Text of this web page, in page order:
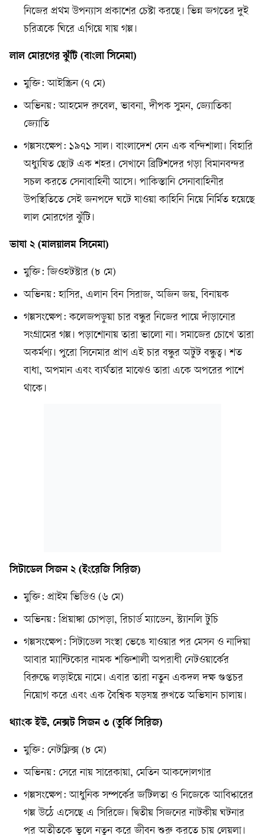
নিজের প্রথম উপন্যাস প্রকাশের চেষ্টা করছে। ভিন্ন জগতের দুই
চরিত্রকে ঘিরে এগিয়ে যায় গল্প।
লাল মোরগের ঝুঁটি (বাংলা সিনেমা)
মুক্তি: আইস্ক্রিন (৭ মে)
অভিনয়: আহমেদ রুবেল, ভাবনা, দীপক সুমন, জ্যোতিকা
জ্যোতি
গল্পসংক্ষেপ: ১৯৭১ সাল। বাংলাদেশ যেন এক বন্দিশালা। বিহারি
অধ্যুষিত ছোট এক শহর। সেখানে ব্রিটিশদের গড়া বিমানবন্দর
সচল করতে সেনাবাহিনী আসে। পাকিস্তানি সেনাবাহিনীর
উপস্থিতিতে সেই জনপদে ঘটে যাওয়া কাহিনি নিয়ে নির্মিত হয়েছে
লাল মোরগের ঝুঁটি।
ভাযা ২ (মালয়ালম সিনেমা)
মুক্তি: জিওহটস্টার (৮ মে)
অভিনয়: হাসির, এলান বিন সিরাজ, অজিন জয়, বিনায়ক
গল্পসংক্ষেপ: কলেজপড়ুয়া চার বন্ধুর নিজের পায়ে দাঁড়ানোর
সংগ্রামের গল্প। পড়াশোনায় তারা ভালো না। সমাজের চোখে তারা
অকর্মণ্য। পুরো সিনেমার প্রাণ এই চার বন্ধুর অটুট বন্ধুত্ব। শত
বাধা, অপমান এবং ব্যর্থতার মাঝেও তারা একে অপরের পাশে
থাকে।
সিটাডেল সিজন ২ (ইংরেজি সিরিজ)
মুক্তি: প্রাইম ভিডিও (৬ মে)
অভিনয়: প্রিয়াঙ্কা চোপড়া, রিচার্ড ম্যাডেন, স্ট্যানলি টুচি
গল্পসংক্ষেপ: সিটাডেল সংস্থা ভেঙে যাওয়ার পর মেসন ও নাদিয়া
আবার ম্যান্টিকোর নামক শক্তিশালী অপরাধী নেটওয়ার্কের
বিরুদ্ধে লড়াইয়ে নামে। এবার তারা নতুন একদল দক্ষ গুপ্তচর
নিয়োগ করে এবং এক বৈশ্বিক ষড়যন্ত্র রুখতে অভিযান চালায়।
থ্যাংক ইউ, নেক্সট সিজন ৩ (তুর্কি সিরিজ)
মুক্তি: নেটফ্লিক্স (৮ মে)
অভিনয়: সেরে নায় সারেকায়া, মেতিন আকদোলগার
গল্পসংক্ষেপ: আধুনিক সম্পর্কের জটিলতা ও নিজেকে আবিষ্কারের
গল্প উঠে এসেছে এ সিরিজে। দ্বিতীয় সিজনের নাটকীয় ঘটনার
পর অতীতকে ভুলে নতুন করে জীবন শুরু করতে চায় লেয়লা।